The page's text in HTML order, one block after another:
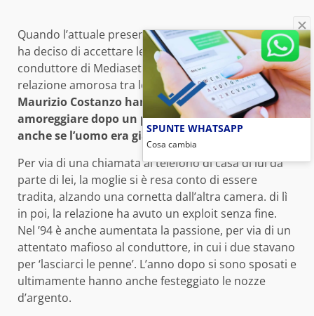
Quando l’attuale presentatrice di ‘Uomini e donne’
ha deciso di accettare le avance professionali del
conduttore di Mediaset non c’era ancora una
relazione amorosa tra loro.Maria De Filippi e
Maurizio Costanzo hanno iniziato ad
amoreggiare dopo un po’ dal loro primo incontro,
anche se l’uomo era già sposato.
Per via di una chiamata al telefono di casa di lui da
parte di lei, la moglie si è resa conto di essere
tradita, alzando una cornetta dall’altra camera. di lì
in poi, la relazione ha avuto un exploit senza fine.
Nel ’94 è anche aumentata la passione, per via di un
attentato mafioso al conduttore, in cui i due stavano
per ‘lasciarci le penne’. L’anno dopo si sono sposati e
ultimamente hanno anche festeggiato le nozze
d’argento.
SPUNTE WHATSAPP
Cosa cambia